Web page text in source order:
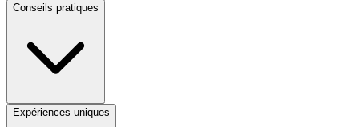
Conseils pratiques
Expériences uniques